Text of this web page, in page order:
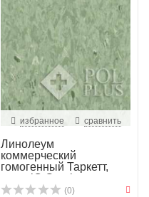
избранное сравнить
Линолеум
коммерческий
гомогенный Таркетт,
колл. iQ Granit...
(0)